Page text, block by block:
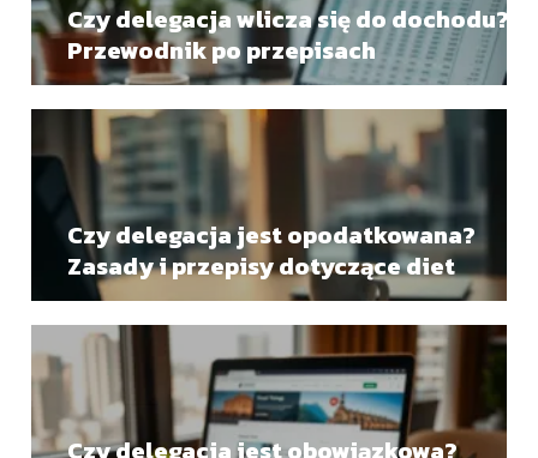
Czy delegacja wlicza się do dochodu?
Przewodnik po przepisach
Czy delegacja jest opodatkowana?
Zasady i przepisy dotyczące diet
Czy delegacja jest obowiązkowa?